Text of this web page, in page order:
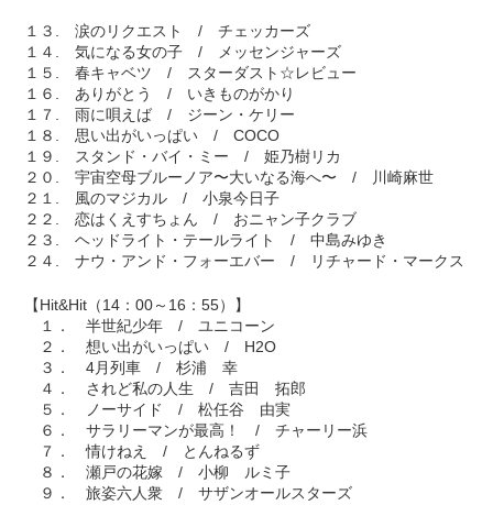
１３. 涙のリクエスト / チェッカーズ
１４. 気になる女の子 / メッセンジャーズ
１５. 春キャベツ / スターダスト☆レビュー
１６. ありがとう / いきものがかり
１７. 雨に唄えば / ジーン・ケリー
１８. 思い出がいっぱい / COCO
１９. スタンド・バイ・ミー / 姫乃樹リカ
２０. 宇宙空母ブルーノア〜大いなる海へ〜 / 川崎麻世
２１. 風のマジカル / 小泉今日子
２２. 恋はくえすちょん / おニャン子クラブ
２３. ヘッドライト・テールライト / 中島みゆき
２４. ナウ・アンド・フォーエバー / リチャード・マークス
【Hit&Hit（14：00～16：55）】
１． 半世紀少年 / ユニコーン
２． 想い出がいっぱい / H2O
３． 4月列車 / 杉浦 幸
４． されど私の人生 / 吉田 拓郎
５． ノーサイド / 松任谷 由実
６． サラリーマンが最高！ / チャーリー浜
７． 情けねえ / とんねるず
８． 瀬戸の花嫁 / 小柳 ルミ子
９． 旅姿六人衆 / サザンオールスターズ